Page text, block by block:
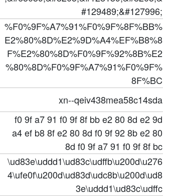
#129489;&#127996;
%F0%9F%A7%91%F0%9F%8F%BB%
E2%80%8D%E2%9D%A4%EF%B8%8
F%E2%80%8D%F0%9F%92%8B%E2
%80%8D%F0%9F%A7%91%F0%9F%
8F%BC
xn--qeiv438mea58c14sda
f0 9f a7 91 f0 9f 8f bb e2 80 8d e2 9d
a4 ef b8 8f e2 80 8d f0 9f 92 8b e2 80
8d f0 9f a7 91 f0 9f 8f bc
\ud83e\uddd1\ud83c\udffb\u200d\u276
4\ufe0f\u200d\ud83d\udc8b\u200d\ud8
3e\uddd1\ud83c\udffc